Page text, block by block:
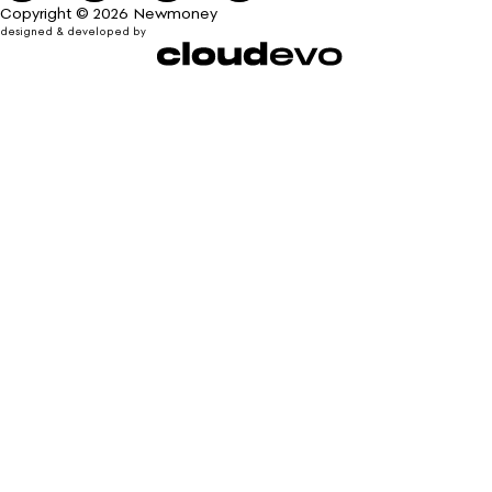
Copyright © 2026 Newmoney
designed & developed by